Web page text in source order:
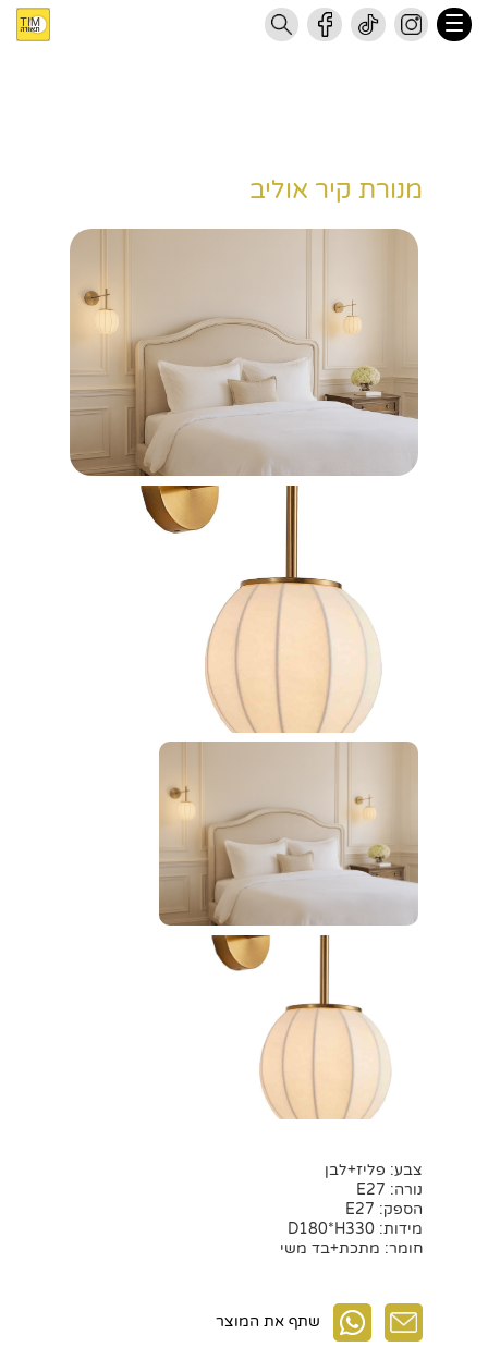
מנורת קיר אוליב
צבע: פליז+לבן
נורה: E27
הספק: E27
מידות: D180*H330
חומר: מתכת+בד משי
שתף את המוצר